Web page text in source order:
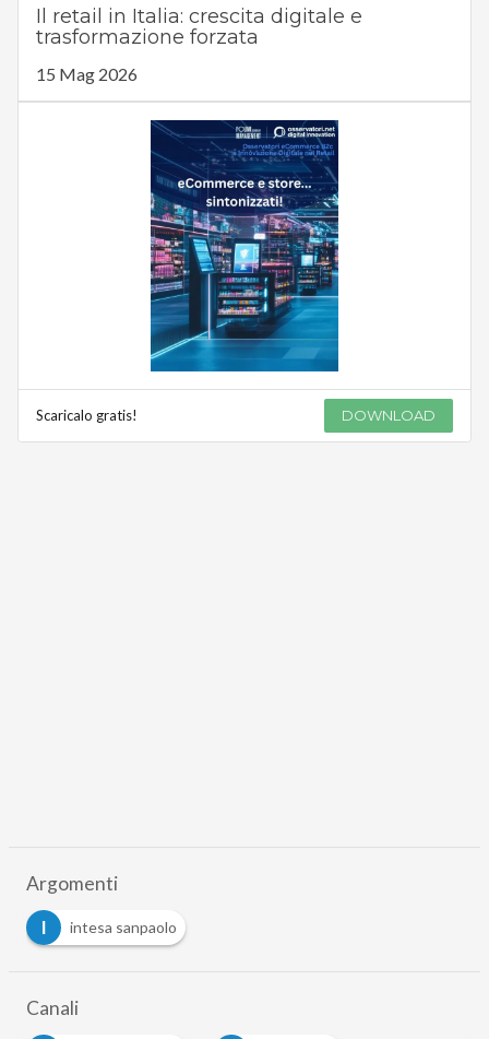
Il retail in Italia: crescita digitale e
trasformazione forzata
15 Mag 2026
Scaricalo gratis! DOWNLOAD
Argomenti
I
intesa sanpaolo
Canali